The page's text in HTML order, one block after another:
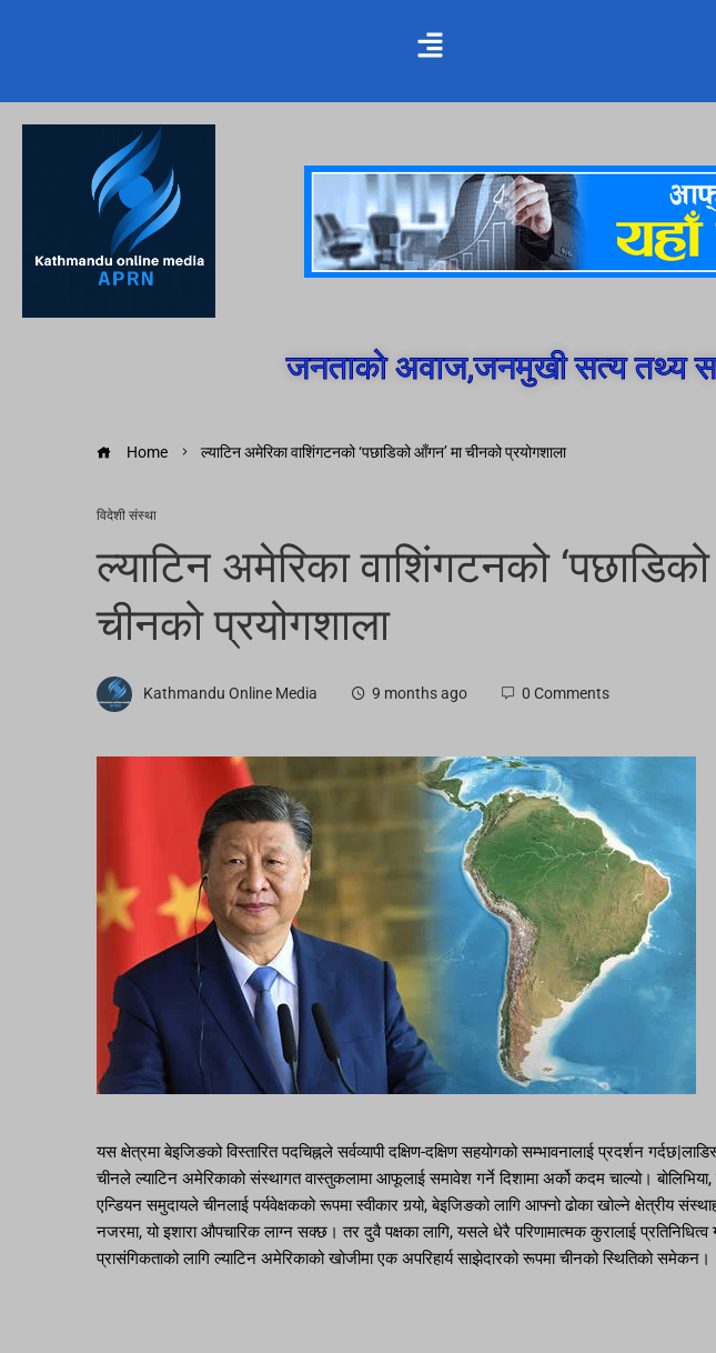
जनताको अवाज,जनमुखी सत्य तथ्य
Home ल्याटिन अमेरिका वाशिंगटनको ‘पछाडिको आँगन’ मा चीनको प्रयोगशाला
विदेशी संस्था
ल्याटिन अमेरिका वाशिंगटनको
चीनको प्रयोगशाला
Kathmandu Online Media 9 months ago 0 Comments
यस क्षेत्रमा बेइजिङको विस्तारित पदचिह्नले सर्वव्यापी दक्षिण-दक्षिण सहयोगको सम्भावनालाई प्रदर्शन
चीनले ल्याटिन अमेरिकाको संस्थागत वास्तुकलामा आफूलाई समावेश गर्ने दिशामा अर्को कदम चाल्यो।
एन्डियन समुदायले चीनलाई पर्यवेक्षकको रूपमा स्वीकार गर्‍यो, बेइजिङको लागि आफ्नो ढोका खोल्ने क्षेत्रीय
नजरमा, यो इशारा औपचारिक लाग्न सक्छ। तर दुवै पक्षका लागि, यसले धेरै परिणामात्मक कुरालाई प्रतिनिधित्व
प्रासंगिकताको लागि ल्याटिन अमेरिकाको खोजीमा एक अपरिहार्य साझेदारको रूपमा चीनको स्थितिको समेकन।